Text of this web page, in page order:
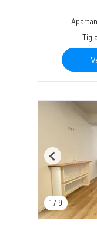
1 / 9
Previous